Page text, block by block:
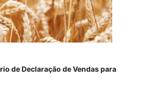
de Declaração de Vendas para